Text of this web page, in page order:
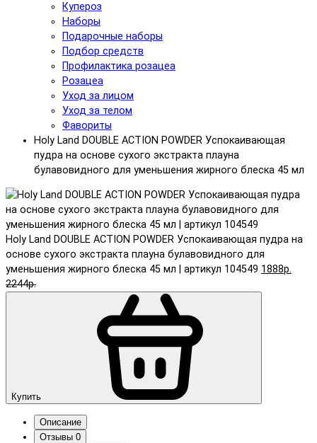
Купероз
Наборы
Подарочные наборы
Подбор средств
Профилактика розацеа
Розацеа
Уход за лицом
Уход за телом
Фавориты
Holy Land DOUBLE ACTION POWDER Успокаивающая
пудра на основе сухого экстракта плауна
булавовидного для уменьшения жирного блеска 45 мл
Holy Land DOUBLE ACTION POWDER Успокаивающая пудра на
основе сухого экстракта плауна булавовидного для
уменьшения жирного блеска 45 мл | артикул 104549 1888р.
2244р.
Купить
Описание
Отзывы 0